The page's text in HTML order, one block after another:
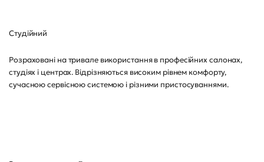
Студійний
Розраховані на тривале використання в професійних салонах,
студіях і центрах. Відрізняються високим рівнем комфорту,
сучасною сервісною системою і різними пристосуваннями.